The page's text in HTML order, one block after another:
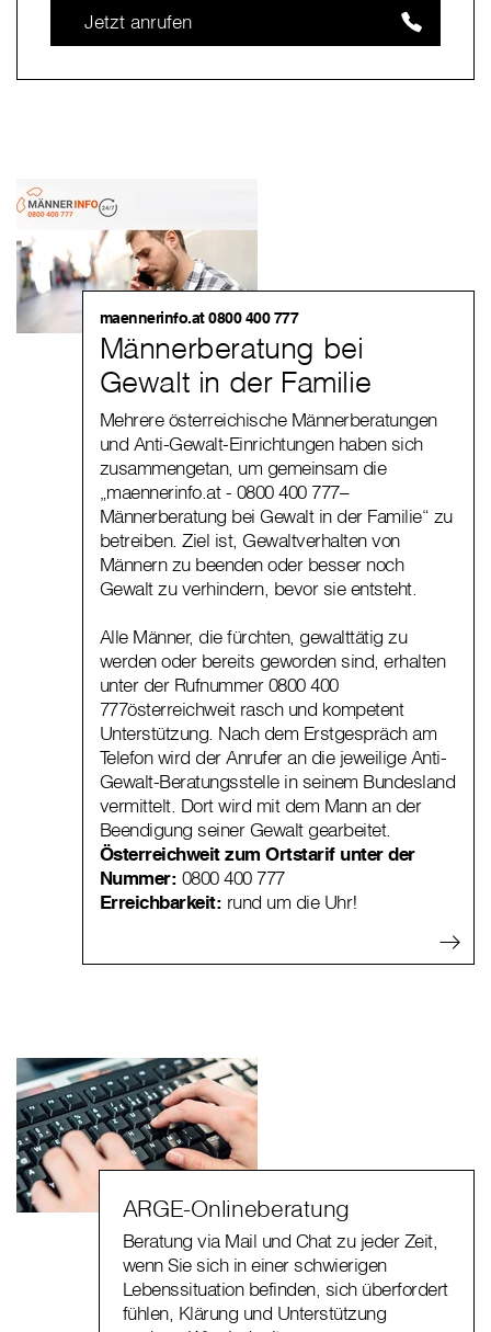
Jetzt anrufen
maennerinfo.at 0800 400 777
Männerberatung bei
Gewalt in der Familie
Mehrere österreichische Männerberatungen
und Anti-Gewalt-Einrichtungen haben sich
zusammengetan, um gemeinsam die
„maennerinfo.at - 0800 400 777–
Männerberatung bei Gewalt in der Familie“ zu
betreiben. Ziel ist, Gewaltverhalten von
Männern zu beenden oder besser noch
Gewalt zu verhindern, bevor sie entsteht.
Alle Männer, die fürchten, gewalttätig zu
werden oder bereits geworden sind, erhalten
unter der Rufnummer 0800 400
777österreichweit rasch und kompetent
Unterstützung. Nach dem Erstgespräch am
Telefon wird der Anrufer an die jeweilige Anti-
Gewalt-Beratungsstelle in seinem Bundesland
vermittelt. Dort wird mit dem Mann an der
Beendigung seiner Gewalt gearbeitet.
Österreichweit zum Ortstarif unter der
Nummer: 0800 400 777
Erreichbarkeit: rund um die Uhr!
ARGE-Onlineberatung
Beratung via Mail und Chat zu jeder Zeit,
wenn Sie sich in einer schwierigen
Lebenssituation befinden, sich überfordert
fühlen, Klärung und Unterstützung